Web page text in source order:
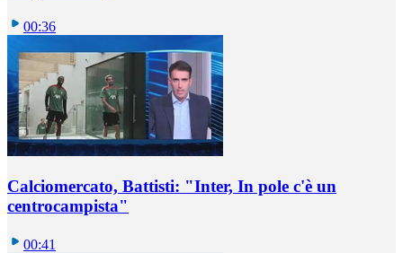
00:36
Calciomercato, Battisti: "Inter, In pole c'è un
centrocampista"
00:41